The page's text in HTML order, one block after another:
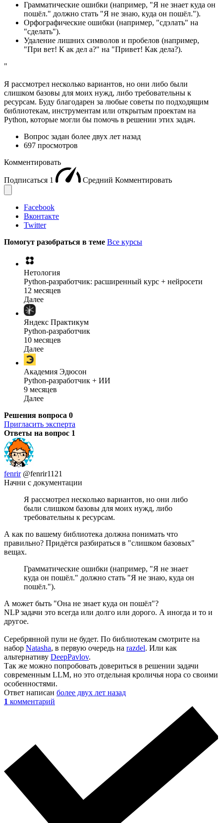
Грамматические ошибки (например, "Я не знает куда он
пошёл." должно стать "Я не знаю, куда он пошёл.").
Орфографические ошибки (например, "сдэлать" на
"сделать").
Удаление лишних символов и пробелов (например,
"При вет! К ак дел а?" на "Привет! Как дела?).
"
Я рассмотрел несколько вариантов, но они либо были
слишком базовы для моих нужд, либо требовательны к
ресурсам. Буду благодарен за любые советы по подходящим
библиотекам, инструментам или открытым проектам на
Python, которые могли бы помочь в решении этих задач.
Вопрос задан более двух лет назад
697 просмотров
Комментировать
Подписаться 1 Средний Комментировать
Facebook
Вконтакте
Twitter
Помогут разобраться в теме Все курсы
Нетология
Python-разработчик: расширенный курс + нейросети
12 месяцев
Далее
Яндекс Практикум
Python-разработчик
10 месяцев
Далее
Академия Эдюсон
Python-разработчик + ИИ
9 месяцев
Далее
Решения вопроса 0
Пригласить эксперта
Ответы на вопрос 1
fenrir @fenrir1121
Начни с документации
Я рассмотрел несколько вариантов, но они либо
были слишком базовы для моих нужд, либо
требовательны к ресурсам.
А как по вашему библиотека должна понимать что
правильно? Придётся разбираться в "слишком базовых"
вещах.
Грамматические ошибки (например, "Я не знает
куда он пошёл." должно стать "Я не знаю, куда он
пошёл.").
А может быть "Она не знает куда он пошёл"?
NLP задачи это всегда или долго или дорого. А иногда и то и
другое.
Серебрянной пули не будет. По библиотекам смотрите на
набор Natasha, в первую очередь на razdel. Или как
альтернативу DeepPavlov.
Так же можно попробовать довериться в решении задачи
современным LLM, но это отдельная кроличья нора со своими
особенностями.
Ответ написан более двух лет назад
1 комментарий